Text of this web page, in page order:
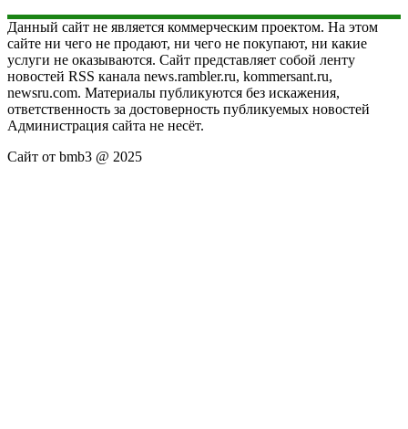
Данный сайт не является коммерческим проектом. На этом
сайте ни чего не продают, ни чего не покупают, ни какие
услуги не оказываются. Сайт представляет собой ленту
новостей RSS канала news.rambler.ru, kommersant.ru,
newsru.com. Материалы публикуются без искажения,
ответственность за достоверность публикуемых новостей
Администрация сайта не несёт.
Сайт от bmb3 @ 2025